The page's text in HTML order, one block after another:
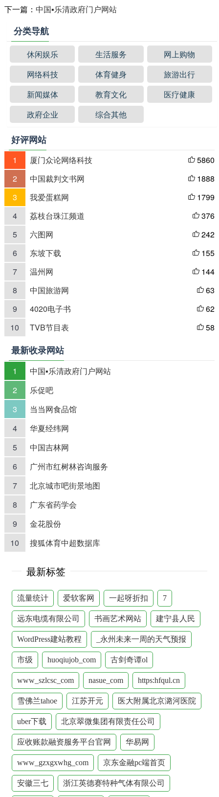
下一篇： 中国▪乐清政府门户网站
分类导航
休闲娱乐 生活服务
网上购物
网络科技
体育健身
旅游出行
新闻媒体
教育文化
医疗健康
政府企业
综合其他
好评网站
1 厦门众论网络科技  5860
2
中国裁判文书网  1888
3
我爱蛋糕网  1799
4
荔枝台珠江频道  376
5
六图网  242
6
东坡下载  155
7
温州网  144
8
中国旅游网  63
9
4020电子书  62
10
TVB节目表  58
最新收录网站
1
中国▪乐清政府门户网站
2
乐促吧
3
当当网食品馆
4
华夏经纬网
5
中国吉林网
6
广州市红树林咨询服务
7
北京城市吧街景地图
8
广东省药学会
9
金花股份
10
搜狐体育中超数据库
最新标签
流量统计 爱软客网 一起呀折扣 7
远东电缆有限公司 书画艺术网站 建宁县人民
WordPress建站教程 _永州未来一周的天气预报
市级 huoqiujob_com 古剑奇谭ol
www_szlcsc_com nasue_com https:hfqul.cn
雪佛兰tahoe 江苏开元 医大附属北京潞河医院
uber下载 北京翠微集团有限责任公司
应收账款融资服务平台官网 华易网
www_gzxgxwhg_com 京东金融pc端首页
安徽三七 浙江英德赛特种气体有限公司